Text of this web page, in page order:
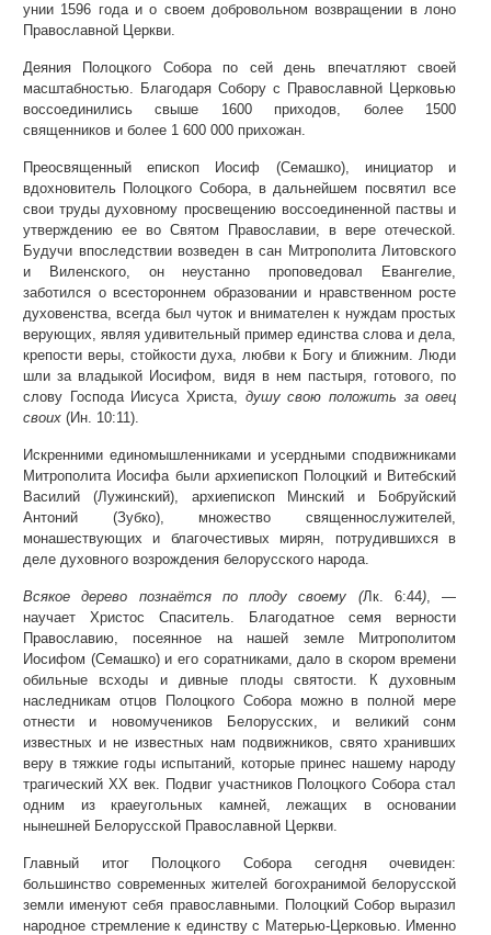
унии 1596 года и о своем добровольном возвращении в лоно
Православной Церкви.
Деяния Полоцкого Собора по сей день впечатляют своей
масштабностью. Благодаря Собору с Православной Церковью
воссоединились свыше 1600 приходов, более 1500
священников и более 1 600 000 прихожан.
Преосвященный епископ Иосиф (Семашко), инициатор и
вдохновитель Полоцкого Собора, в дальнейшем посвятил все
свои труды духовному просвещению воссоединенной паствы и
утверждению ее во Святом Православии, в вере отеческой.
Будучи впоследствии возведен в сан Митрополита Литовского
и Виленского, он неустанно проповедовал Евангелие,
заботился о всестороннем образовании и нравственном росте
духовенства, всегда был чуток и внимателен к нуждам простых
верующих, являя удивительный пример единства слова и дела,
крепости веры, стойкости духа, любви к Богу и ближним. Люди
шли за владыкой Иосифом, видя в нем пастыря, готового, по
слову Господа Иисуса Христа, душу свою положить за овец
своих (Ин. 10:11).
Искренними единомышленниками и усердными сподвижниками
Митрополита Иосифа были архиепископ Полоцкий и Витебский
Василий (Лужинский), архиепископ Минский и Бобруйский
Антоний (Зубко), множество священнослужителей,
монашествующих и благочестивых мирян, потрудившихся в
деле духовного возрождения белорусского народа.
Всякое дерево познаётся по плоду своему (Лк. 6:44), —
научает Христос Спаситель. Благодатное семя верности
Православию, посеянное на нашей земле Митрополитом
Иосифом (Семашко) и его соратниками, дало в скором времени
обильные всходы и дивные плоды святости. К духовным
наследникам отцов Полоцкого Собора можно в полной мере
отнести и новомучеников Белорусских, и великий сонм
известных и не известных нам подвижников, свято хранивших
веру в тяжкие годы испытаний, которые принес нашему народу
трагический ХХ век. Подвиг участников Полоцкого Собора стал
одним из краеугольных камней, лежащих в основании
нынешней Белорусской Православной Церкви.
Главный итог Полоцкого Собора сегодня очевиден:
большинство современных жителей богохранимой белорусской
земли именуют себя православными. Полоцкий Собор выразил
народное стремление к единству с Матерью-Церковью. Именно